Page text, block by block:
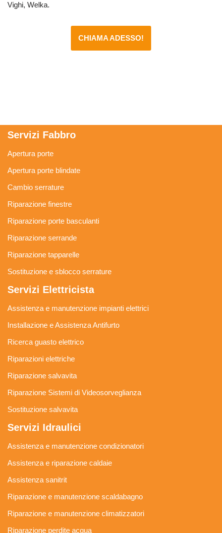
Vighi, Welka.
CHIAMA ADESSO!
Servizi Fabbro
Apertura porte
Apertura porte blindate
Cambio serrature
Riparazione finestre
Riparazione porte basculanti
Riparazione serrande
Riparazione tapparelle
Sostituzione e sblocco serrature
Servizi Elettricista
Assistenza e manutenzione impianti elettrici
Installazione e Assistenza Antifurto
Ricerca guasto elettrico
Riparazioni elettriche
Riparazione salvavita
Riparazione Sistemi di Videosorveglianza
Sostituzione salvavita
Servizi Idraulici
Assistenza e manutenzione condizionatori
Assistenza e riparazione caldaie
Assistenza sanitrit
Riparazione e manutenzione scaldabagno
Riparazione e manutenzione climatizzatori
Riparazione perdite acqua